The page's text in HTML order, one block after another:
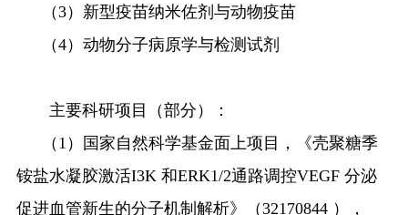
（3）新型疫苗纳米佐剂与动物疫苗
（4）动物分子病原学与检测试剂
主要科研项目（部分）：
（ 1 ）国家自然科学基金面上项目，《壳聚糖季
铵盐水凝胶激活I3K 和ERK1/2通路调控VEGF 分泌
促进血管新生的分子机制解析》（32170844 ），